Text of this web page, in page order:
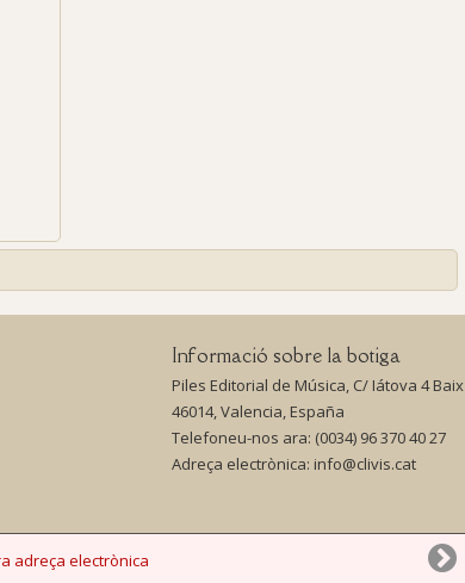
Informació sobre la botiga
Piles Editorial de Música, C/ Iátova 4 Baix
46014, Valencia, España
Telefoneu-nos ara: (0034) 96 370 40 27
Adreça electrònica: info@clivis.cat